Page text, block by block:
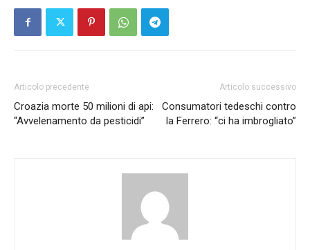
Articolo precedente
Croazia morte 50 milioni di api:
“Avvelenamento da pesticidi”
Articolo successivo
Consumatori tedeschi contro
la Ferrero: “ci ha imbrogliato”